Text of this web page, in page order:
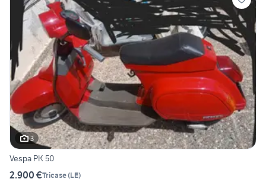
3
Vespa PK 50
2.900 €Tricase(LE)